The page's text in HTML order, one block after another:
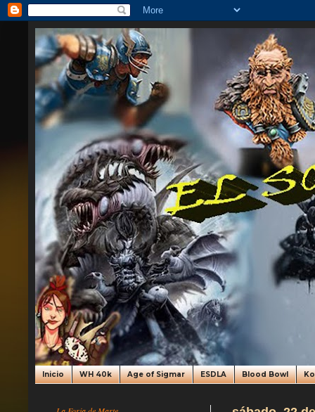
Inicio WH 40k Age of Sigmar ESDLA Blood Bowl